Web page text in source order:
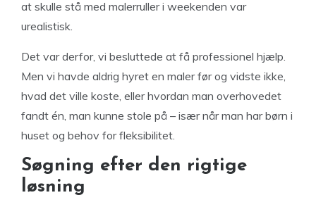
at skulle stå med malerruller i weekenden var
urealistisk.
Det var derfor, vi besluttede at få professionel hjælp.
Men vi havde aldrig hyret en maler før og vidste ikke,
hvad det ville koste, eller hvordan man overhovedet
fandt én, man kunne stole på – især når man har børn i
huset og behov for fleksibilitet.
Søgning efter den rigtige
løsning